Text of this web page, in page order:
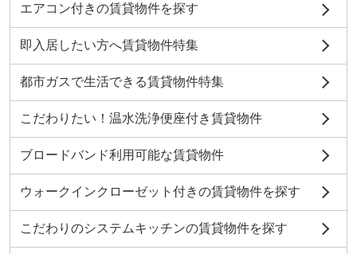
エアコン付きの賃貸物件を探す
即入居したい方へ賃貸物件特集
都市ガスで生活できる賃貸物件特集
こだわりたい！温水洗浄便座付き賃貸物件
ブロードバンド利用可能な賃貸物件
ウォークインクローゼット付きの賃貸物件を探す
こだわりのシステムキッチンの賃貸物件を探す